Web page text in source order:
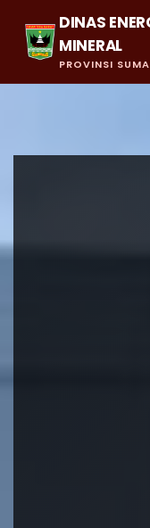
DINAS
MINERAL
PROVINSI